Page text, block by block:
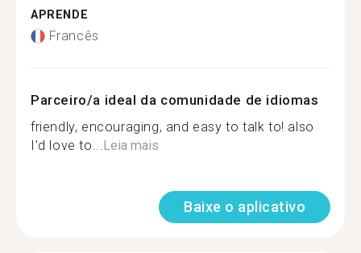
APRENDE
Francês
Parceiro/a ideal da comunidade de idiomas
friendly, encouraging, and easy to talk to! also
I'd love to...Leia mais
Baixe o aplicativo